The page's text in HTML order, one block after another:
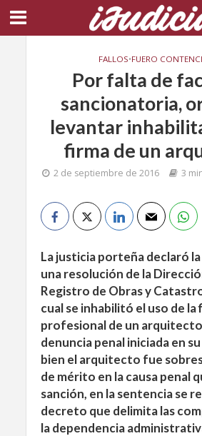
FALLOS•FUERO
Por falta de
sancionatoria,
levantar
firma de un
2 de septiembre de 2016 3
La justicia porteña declaró
una resolución de la
Registro de Obras y
cual se inhabilitó el uso de la
profesional de un arquitecto
denuncia penal iniciada en
bien el arquitecto fue
de mérito en la causa penal
sanción, en la sentencia se
decreto que delimita las
la dependencia